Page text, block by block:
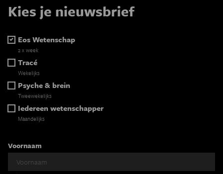
Kies je nieuwsbrief
Eos Wetenschap
2 x week
Tracé
Wekelijks
Psyche & brein
Tweewekelijks
Iedereen wetenschapper
Maandelijks
Voornaam